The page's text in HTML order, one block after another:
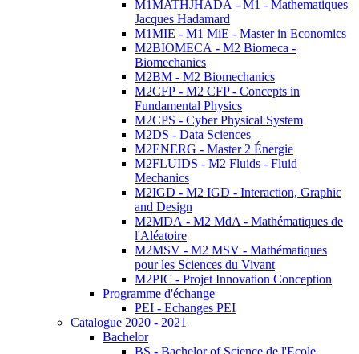
M1MATHJHADA - M1 - Mathematiques
Jacques Hadamard
M1MIE - M1 MiE - Master in Economics
M2BIOMECA - M2 Biomeca -
Biomechanics
M2BM - M2 Biomechanics
M2CFP - M2 CFP - Concepts in
Fundamental Physics
M2CPS - Cyber Physical System
M2DS - Data Sciences
M2ENERG - Master 2 Énergie
M2FLUIDS - M2 Fluids - Fluid
Mechanics
M2IGD - M2 IGD - Interaction, Graphic
and Design
M2MDA - M2 MdA - Mathématiques de
l'Aléatoire
M2MSV - M2 MSV - Mathématiques
pour les Sciences du Vivant
M2PIC - Projet Innovation Conception
Programme d'échange
PEI - Echanges PEI
Catalogue 2020 - 2021
Bachelor
BS - Bachelor of Science de l'Ecole